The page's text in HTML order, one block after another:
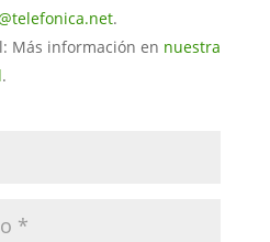
.
Más información en nuestra
.